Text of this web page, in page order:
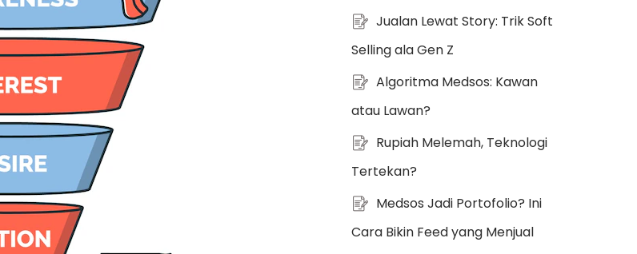
Jualan Lewat Story: Trik Soft
Selling ala Gen Z
Algoritma Medsos: Kawan
atau Lawan?
Rupiah Melemah, Teknologi
Tertekan?
Medsos Jadi Portofolio? Ini
Cara Bikin Feed yang Menjual